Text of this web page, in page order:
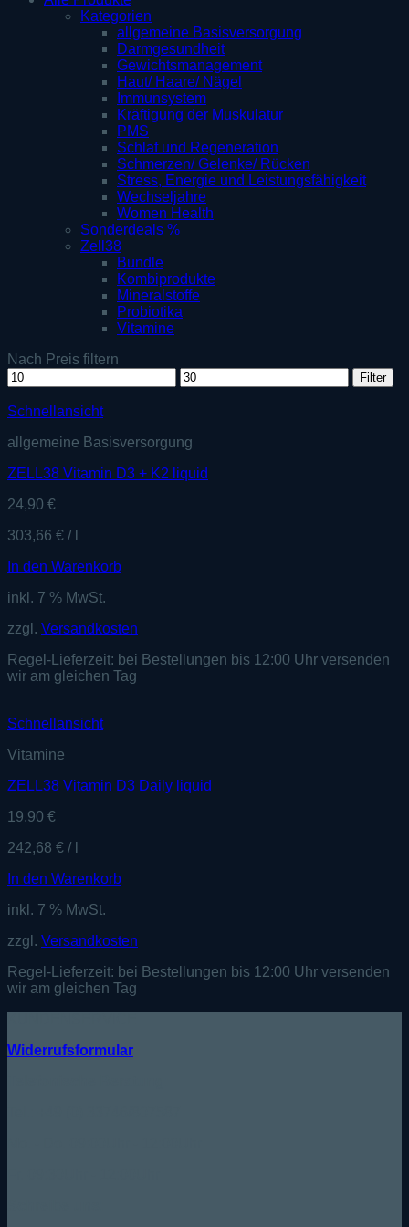
Kategorien
allgemeine Basisversorgung
Darmgesundheit
Gewichtsmanagement
Haut/ Haare/ Nägel
Immunsystem
Kräftigung der Muskulatur
PMS
Schlaf und Regeneration
Schmerzen/ Gelenke/ Rücken
Stress, Energie und Leistungsfähigkeit
Wechseljahre
Women Health
Sonderdeals %
Zell38
Bundle
Kombiprodukte
Mineralstoffe
Probiotika
Vitamine
Nach Preis filtern
Min.
Preis
Max.
Preis
Filter
Schnellansicht
allgemeine Basisversorgung
ZELL38 Vitamin D3 + K2 liquid
24,90 €
303,66 € /
In den Warenkorb
inkl. 7 % MwSt.
zzgl. Versandkosten
Regel-Lieferzeit: bei Bestellungen bis 12:00 Uhr versenden
wir am gleichen Tag
Schnellansicht
Vitamine
ZELL38 Vitamin D3 Daily liquid
19,90 €
242,68 € /
In den Warenkorb
inkl. 7 % MwSt.
zzgl. Versandkosten
Regel-Lieferzeit: bei Bestellungen bis 12:00 Uhr versenden
wir am gleichen Tag
Widerrufsformular